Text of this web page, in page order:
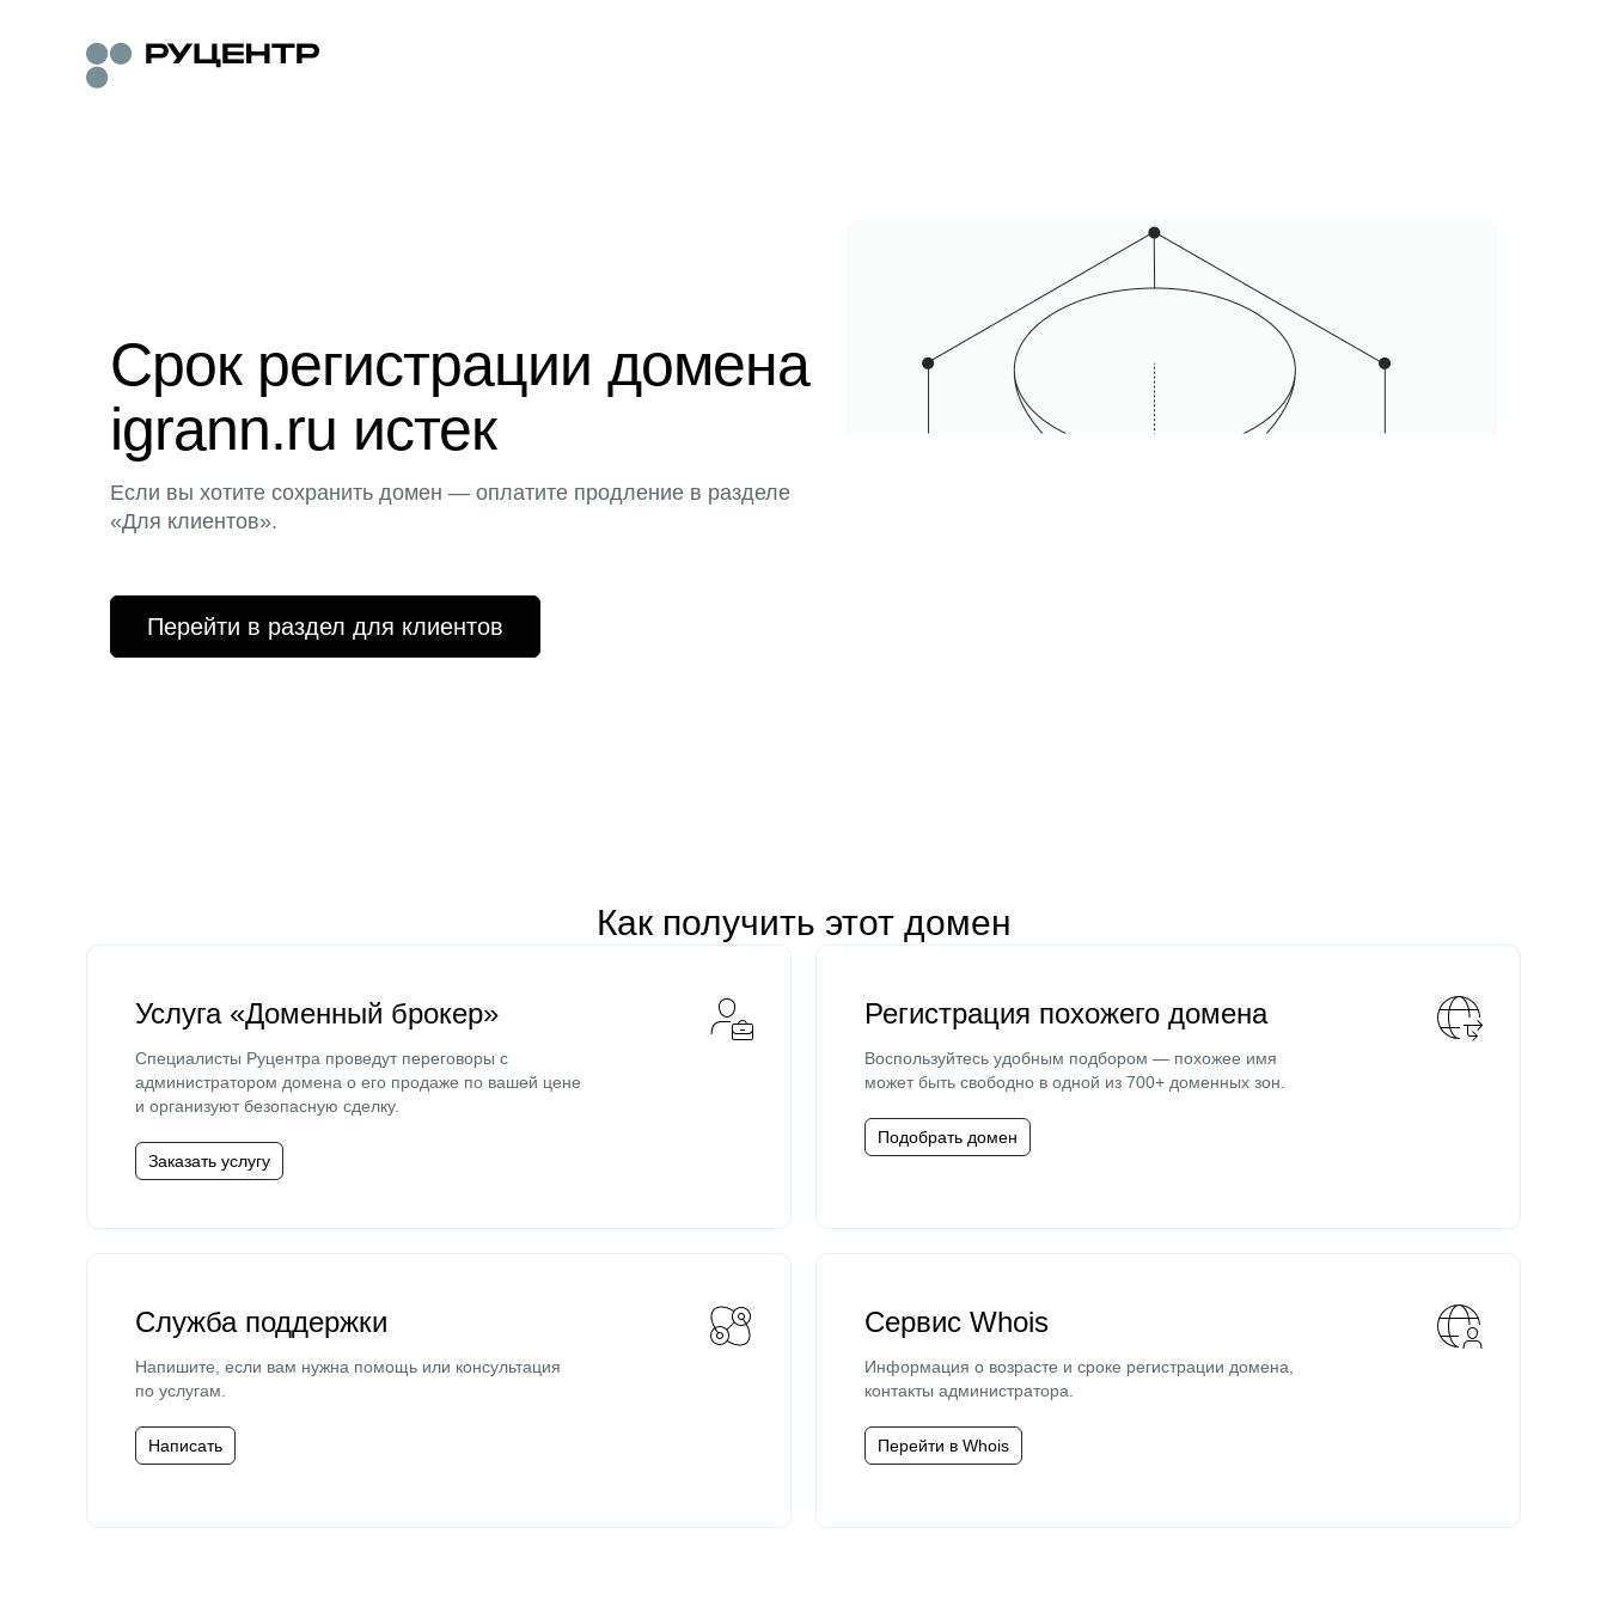
Срок регистрации домена
igrann.ru истек
Если вы хотите сохранить домен — оплатите продление в разделе
«Для клиентов».
Перейти в раздел для клиентов
Как получить этот домен
Услуга «Доменный брокер»
Специалисты Руцентра проведут переговоры с
администратором домена о его продаже по вашей цене
и организуют безопасную сделку.
Заказать услугу
Регистрация похожего домена
Воспользуйтесь удобным подбором — похожее имя
может быть свободно в одной из 700+ доменных зон.
Подобрать домен
Служба поддержки
Напишите, если вам нужна помощь или консультация
по услугам.
Написать
Сервис Whois
Информация о возрасте и сроке регистрации домена,
контакты администратора.
Перейти в Whois